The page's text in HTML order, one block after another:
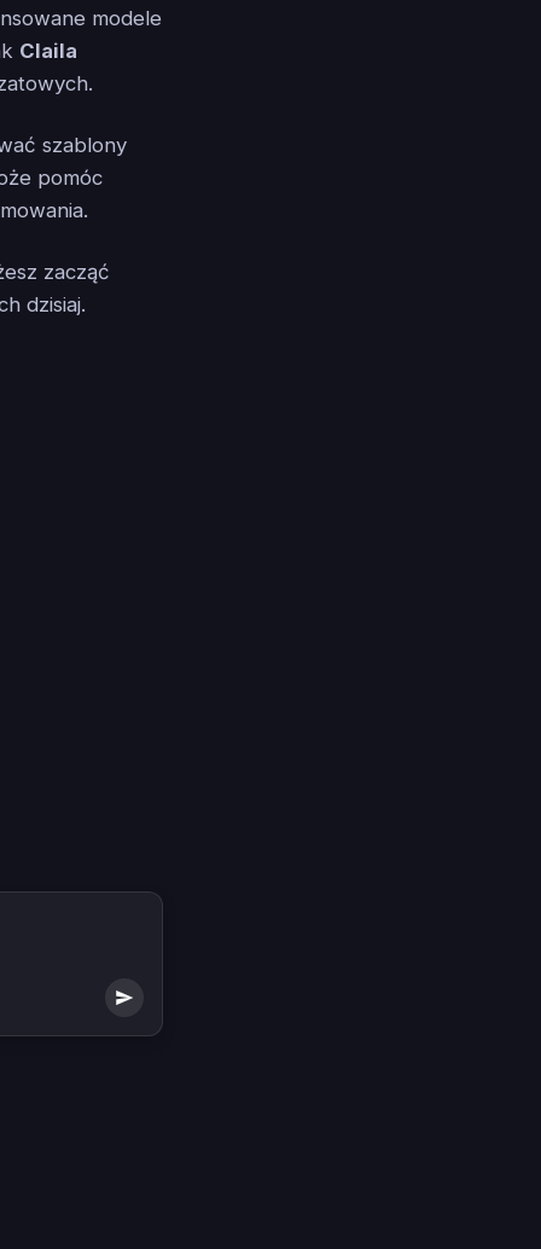
modele
Claila
szablony
pomóc
zacząć
dzisiaj.